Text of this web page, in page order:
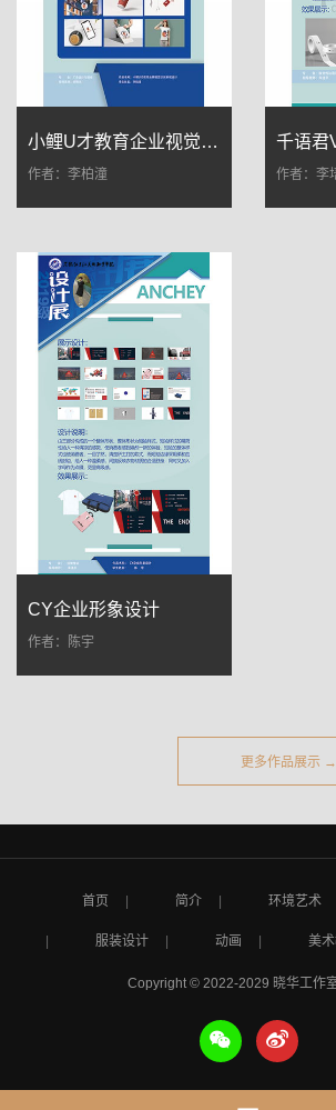
小鲤U才教育企业视觉识别系统设计
作者：李柏潼
千语君
作者：李
CY企业形象设计
作者：陈宇
更多作品展示 →
首页 简介 环境艺术
服装设计 动画 美
Copyright © 2022-2029 晓华工作